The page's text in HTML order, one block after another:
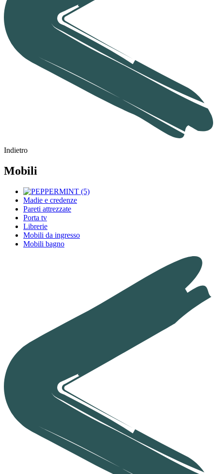
Indietro
Mobili
Madie e credenze
Pareti attrezzate
Porta tv
Librerie
Mobili da ingresso
Mobili bagno